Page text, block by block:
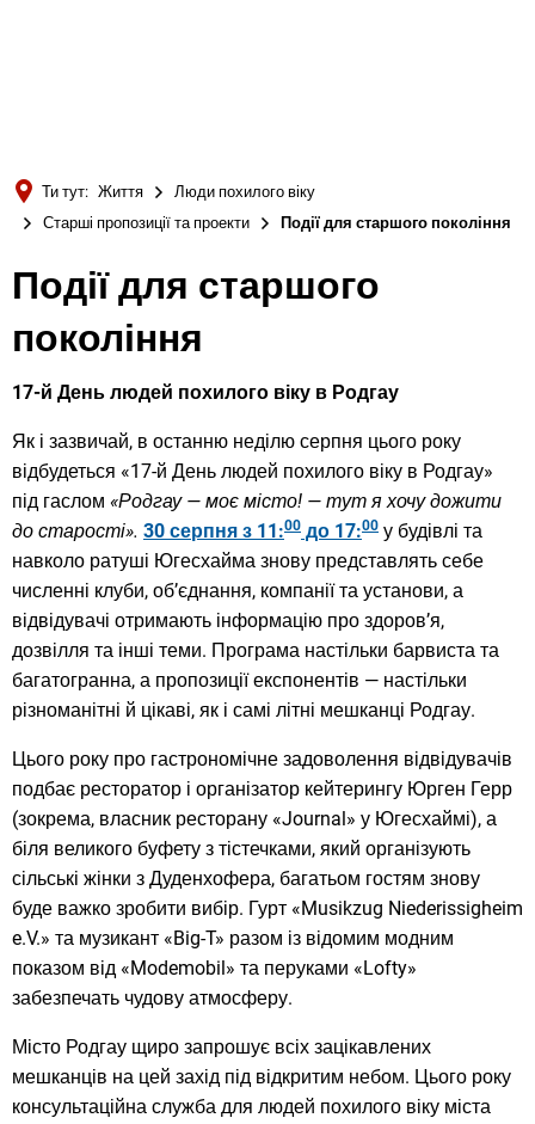
Русский
Ти тут: Життя
Люди похилого віку
Старші пропозиції та проекти
Події для старшого покоління
Події для старшого
покоління
17-й День людей похилого віку в Родгау
Як і зазвичай, в останню неділю серпня цього року
відбудеться «17-й День людей похилого віку в Родгау»
під гаслом «Родгау — моє місто! — тут я хочу дожити
до старості». 30 серпня з 11:00 до 17:00 у будівлі та
навколо ратуші Югесхайма знову представлять себе
численні клуби, об’єднання, компанії та установи, а
відвідувачі отримають інформацію про здоров’я,
дозвілля та інші теми. Програма настільки барвиста та
багатогранна, а пропозиції експонентів — настільки
різноманітні й цікаві, як і самі літні мешканці Родгау.
Цього року про гастрономічне задоволення відвідувачів
подбає ресторатор і організатор кейтерингу Юрген Герр
(зокрема, власник ресторану «Journal» у Югесхаймі), а
біля великого буфету з тістечками, який організують
сільські жінки з Дуденхофера, багатьом гостям знову
буде важко зробити вибір. Гурт «Musikzug Niederissigheim
e.V.» та музикант «Big-T» разом із відомим модним
показом від «Modemobil» та перуками «Lofty»
забезпечать чудову атмосферу.
Місто Родгау щиро запрошує всіх зацікавлених
мешканців на цей захід під відкритим небом. Цього року
консультаційна служба для людей похилого віку міста